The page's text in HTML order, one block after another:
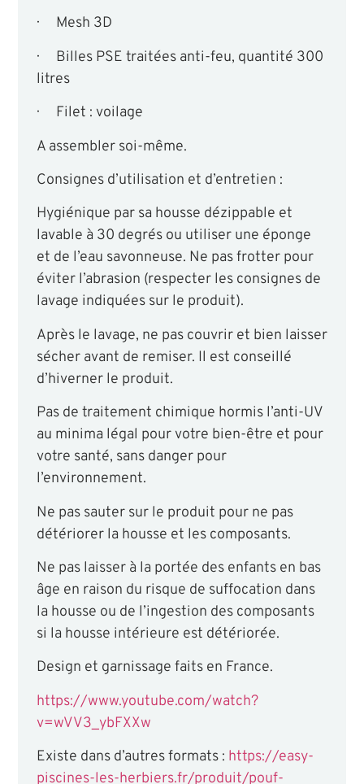
· Mesh 3D
· Billes PSE traitées anti-feu, quantité 300
litres
· Filet : voilage
A assembler soi-même.
Consignes d’utilisation et d’entretien :
Hygiénique par sa housse dézippable et
lavable à 30 degrés ou utiliser une éponge
et de l’eau savonneuse. Ne pas frotter pour
éviter l’abrasion (respecter les consignes de
lavage indiquées sur le produit).
Après le lavage, ne pas couvrir et bien laisser
sécher avant de remiser. Il est conseillé
d’hiverner le produit.
Pas de traitement chimique hormis l’anti-UV
au minima légal pour votre bien-être et pour
votre santé, sans danger pour
l’environnement.
Ne pas sauter sur le produit pour ne pas
détériorer la housse et les composants.
Ne pas laisser à la portée des enfants en bas
âge en raison du risque de suffocation dans
la housse ou de l’ingestion des composants
si la housse intérieure est détériorée.
Design et garnissage faits en France.
https://www.youtube.com/watch?
v=wVV3_ybFXXw
Existe dans d’autres formats : https://easy-
piscines-les-herbiers.fr/produit/pouf-